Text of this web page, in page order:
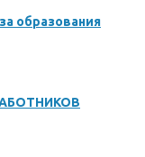
образования